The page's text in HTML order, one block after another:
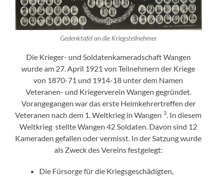
Gedenktafel an die Kriegsteilnehmer
Die Krieger- und Soldatenkameradschaft Wangen
wurde am 27. April 1921 von Teilnehmern der Kriege
von 1870-71 und 1914-18 unter dem Namen
Veteranen- und Kriegerverein Wangen gegründet.
Vorangegangen war das erste Heimkehrertreffen der
Veteranen nach dem 1. Weltkrieg in Wangen 3. In diesem
Weltkrieg stellte Wangen 42 Soldaten. Davon sind 12
Kameraden gefallen oder vermisst. In der Satzung wurde
als Zweck des Vereins festgelegt:
Die Fürsorge für die Kriegsgeschädigten,